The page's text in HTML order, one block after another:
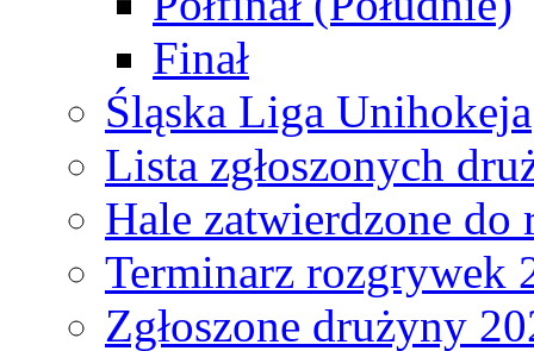
Finał
Śląska Liga Unihokeja
Lista zgłoszonych
Hale zatwierdzone do
Terminarz rozgrywek
Zgłoszone drużyny